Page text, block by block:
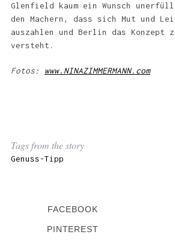
Glenfield kaum ein Wunsch
den Machern, dass sich Mut und
auszahlen und Berlin das Konzept
versteht.
Fotos: www.NINAZIMMERMANN.com
Tags from the story
Genuss-Tipp
FACEBOOK
PINTEREST